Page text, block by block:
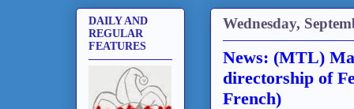
Wednesday,
News: (MTL)
directorship of
French)
DAILY AND
REGULAR
FEATURES